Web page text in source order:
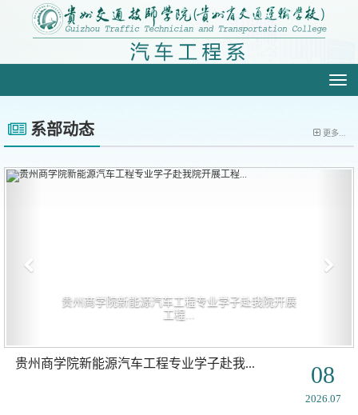
切
换
导
系部动态 更多...
贵州商学院新能源汽车工程专业学子赴我院开展
工程...
贵州商学院新能源汽车工程专业学子赴我... 08
2026.07